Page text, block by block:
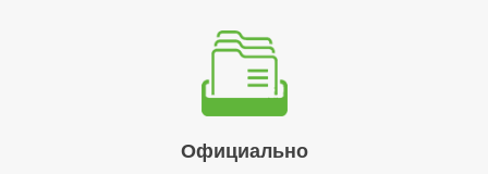
Официально